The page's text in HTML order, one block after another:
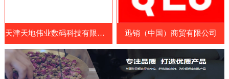
天津天地伟业数码科技有限公司 迅销（中国）商贸有限公司